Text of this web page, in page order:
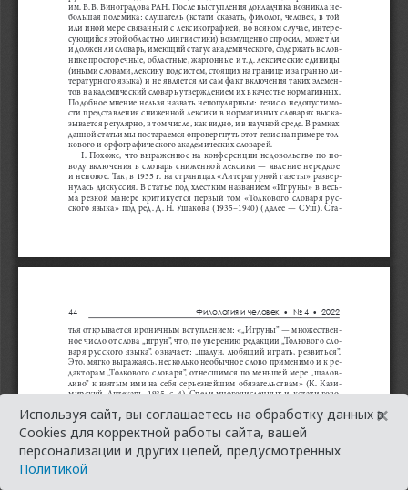
Используя сайт, вы соглашаетесь на обработку данных в
Cookies для корректной работы сайта, вашей
персонализации и других целей, предусмотренных
Политикой
×